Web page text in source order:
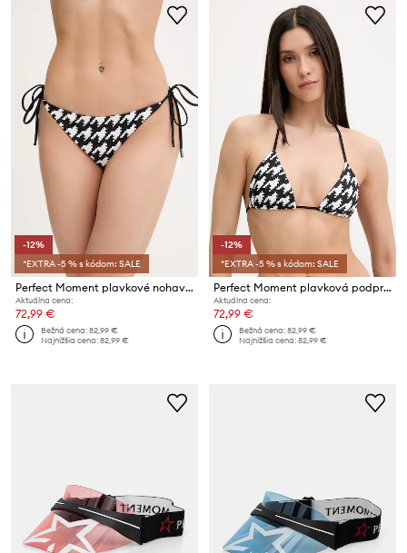
-12%
*EXTRA -5 % s kódom: SALE
Perfect Moment plavkové nohavičky dámske
Aktuálna cena:
72,99 €
Bežná cena:82,99 €
Najnižšia cena:82,99 €
-12%
*EXTRA -5 % s kódom: SALE
Perfect Moment plavková podprsenka dámska
Aktuálna cena:
72,99 €
Bežná cena:82,99 €
Najnižšia cena:82,99 €